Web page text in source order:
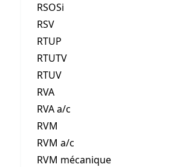
RSOSi
RSV
RTUP
RTUTV
RTUV
RVA
RVA a/c
RVM
RVM a/c
RVM mécanique